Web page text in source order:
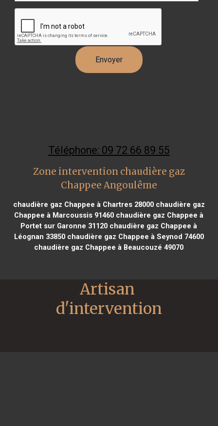
Téléphone: 09 72 66 89 55
Zone intervention chaudière gaz
Chappee Angoulême
chaudière gaz Chappee à Chartres 28000chaudière gaz
Chappee à Marcoussis 91460 chaudière gaz Chappee à
Portet sur Garonne 31120 chaudière gaz Chappee à
Léognan 33850chaudière gaz Chappee à Seynod 74600
chaudière gaz Chappee à Beaucouzé 49070
Artisan
d'intervention